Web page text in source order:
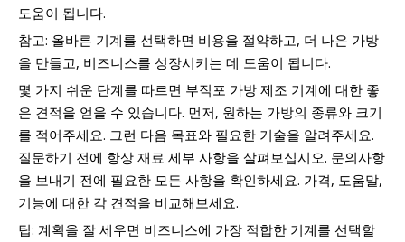
도움이 됩니다.
참고: 올바른 기계를 선택하면 비용을 절약하고, 더 나은 가방
을 만들고, 비즈니스를 성장시키는 데 도움이 됩니다.
몇 가지 쉬운 단계를 따르면 부직포 가방 제조 기계에 대한 좋
은 견적을 얻을 수 있습니다. 먼저, 원하는 가방의 종류와 크기
를 적어주세요. 그런 다음 목표와 필요한 기술을 알려주세요.
질문하기 전에 항상 재료 세부 사항을 살펴보십시오. 문의사항
을 보내기 전에 필요한 모든 사항을 확인하세요. 가격, 도움말,
기능에 대한 각 견적을 비교해보세요.
팁: 계획을 잘 세우면 비즈니스에 가장 적합한 기계를 선택할